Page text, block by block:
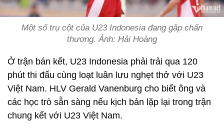
Một số trụ cột của U23 Indonesia đang gặp chấn
thương. Ảnh: Hải Hoàng
Ở trận bán kết, U23 Indonesia phải trải qua 120
phút thi đấu cùng loạt luân lưu nghẹt thở với U23
Việt Nam. HLV Gerald Vanenburg cho biết ông và
các học trò sẵn sàng nếu kịch bản lặp lại trong trận
chung kết với U23 Việt Nam.